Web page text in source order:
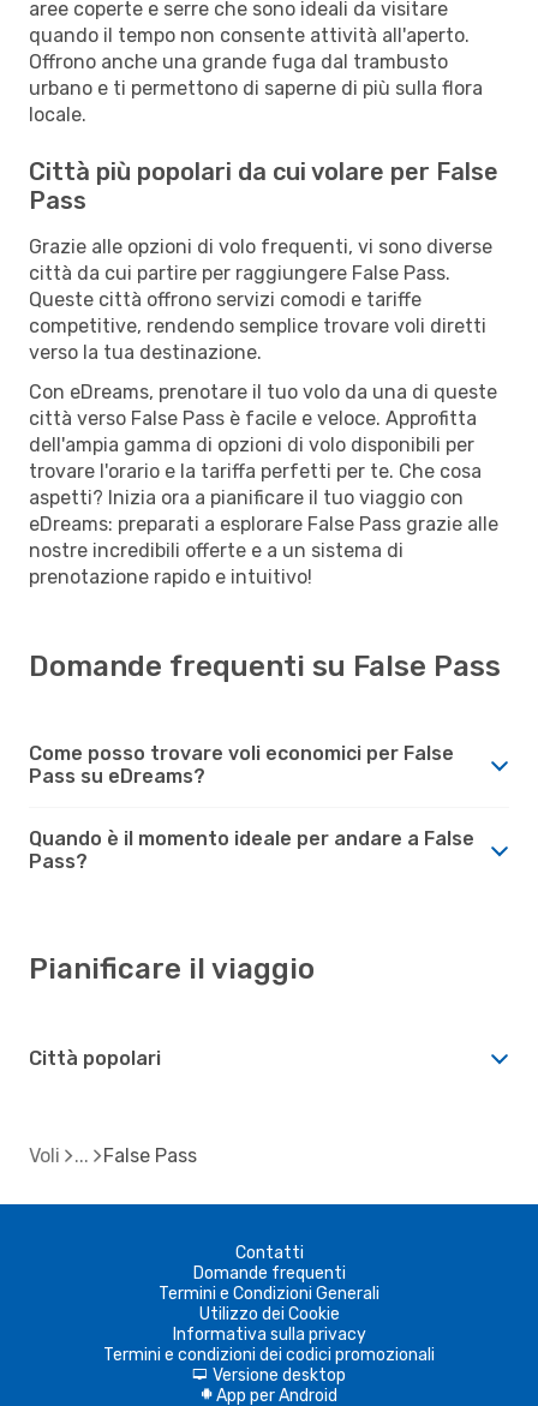
aree coperte e serre che sono ideali da visitare
quando il tempo non consente attività all'aperto.
Offrono anche una grande fuga dal trambusto
urbano e ti permettono di saperne di più sulla flora
locale.
Città più popolari da cui volare per False
Pass
Grazie alle opzioni di volo frequenti, vi sono diverse
città da cui partire per raggiungere False Pass.
Queste città offrono servizi comodi e tariffe
competitive, rendendo semplice trovare voli diretti
verso la tua destinazione.
Con eDreams, prenotare il tuo volo da una di queste
città verso False Pass è facile e veloce. Approfitta
dell'ampia gamma di opzioni di volo disponibili per
trovare l'orario e la tariffa perfetti per te. Che cosa
aspetti? Inizia ora a pianificare il tuo viaggio con
eDreams: preparati a esplorare False Pass grazie alle
nostre incredibili offerte e a un sistema di
prenotazione rapido e intuitivo!
Domande frequenti su False Pass
Come posso trovare voli economici per False
Pass su eDreams?
Quando è il momento ideale per andare a False
Pass?
Pianificare il viaggio
Città popolari
Voli False Pass
Contatti
Domande frequenti
Termini e Condizioni Generali
Utilizzo dei Cookie
Informativa sulla privacy
Termini e condizioni dei codici promozionali
d Versione desktop
A App per Android